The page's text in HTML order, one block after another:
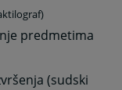
predmetima
(sudski